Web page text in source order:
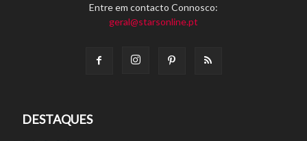
Entre em contacto Connosco:
geral@starsonline.pt
DESTAQUES